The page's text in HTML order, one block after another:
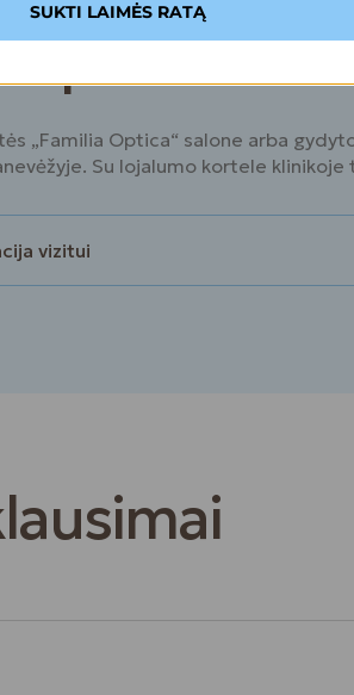
„Familia Optica“ salone arba
Su lojalumo kortele klinikoje
vizitui
SUKTI LAIMĖS RATĄ